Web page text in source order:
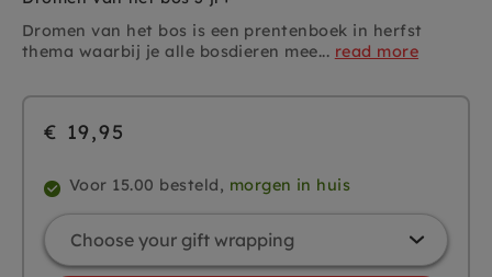
Dromen van het bos is een prentenboek in herfst
thema waarbij je alle bosdieren mee... read more
€ 19,95
Voor 15.00 besteld, morgen in huis